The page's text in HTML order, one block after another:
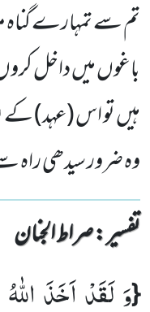
تم سے تمہارے گناہ
باغوں میں داخل
ہیں تو اس (عہد) کے
وہ ضرور سیدھی راہ
تفسیر : ‎صراط الجنان
{وَ لَقَدْ اَخَذَ